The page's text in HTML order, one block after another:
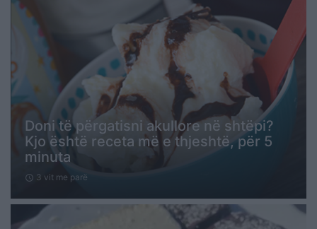
Doni të përgatisni akullore në shtëpi?
Kjo është receta më e thjeshtë, për 5
minuta
schedule 3 vit me parë